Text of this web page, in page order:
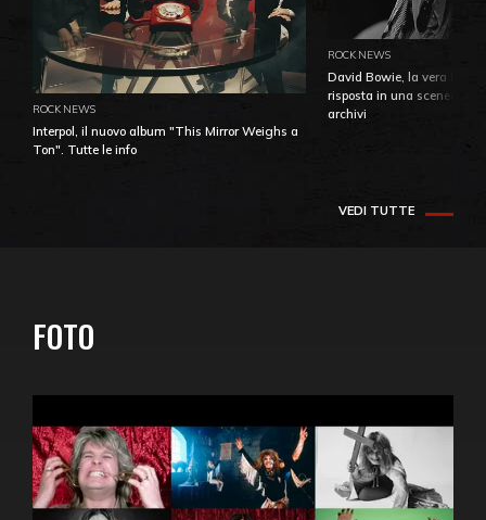
ROCK NEWS
Interpol, il nuovo album "This Mirror Weighs a
Ton". Tutte le info
ROCK NEWS
David Bowie, la vera
risposta in una
archivi
VEDI TUTTE
FOTO